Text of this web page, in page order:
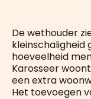
De wethouder
hoeveelheid
Karosseer
een extra
Het toevoegen